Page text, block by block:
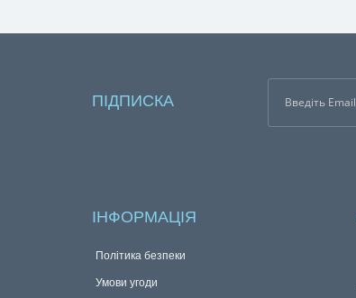
ПІДПИСКА
ІНФОРМАЦІЯ
Політика безпеки
Умови угоди